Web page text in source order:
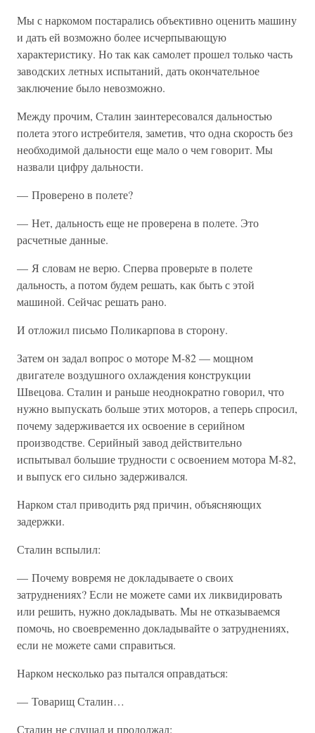
Мы с наркомом постарались объективно оценить машину
и дать ей возможно более исчерпывающую
характеристику. Но так как самолет прошел только часть
заводских летных испытаний, дать окончательное
заключение было невозможно.
Между прочим, Сталин заинтересовался дальностью
полета этого истребителя, заметив, что одна скорость без
необходимой дальности еще мало о чем говорит. Мы
назвали цифру дальности.
— Проверено в полете?
— Нет, дальность еще не проверена в полете. Это
расчетные данные.
— Я словам не верю. Сперва проверьте в полете
дальность, а потом будем решать, как быть с этой
машиной. Сейчас решать рано.
И отложил письмо Поликарпова в сторону.
Затем он задал вопрос о моторе М-82 — мощном
двигателе воздушного охлаждения конструкции
Швецова. Сталин и раньше неоднократно говорил, что
нужно выпускать больше этих моторов, а теперь спросил,
почему задерживается их освоение в серийном
производстве. Серийный завод действительно
испытывал большие трудности с освоением мотора М-82,
и выпуск его сильно задерживался.
Нарком стал приводить ряд причин, объясняющих
задержки.
Сталин вспылил:
— Почему вовремя не докладываете о своих
затруднениях? Если не можете сами их ликвидировать
или решить, нужно докладывать. Мы не отказываемся
помочь, но своевременно докладывайте о затруднениях,
если не можете сами справиться.
Нарком несколько раз пытался оправдаться:
— Товарищ Сталин…
Сталин не слушал и продолжал: